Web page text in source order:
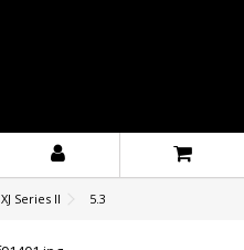
XJ Series II 5.3